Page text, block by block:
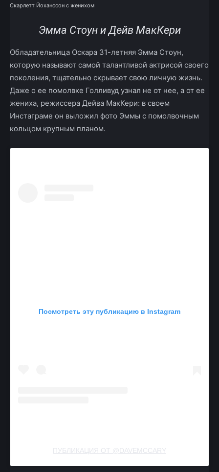
Скарлетт Йоханссон с женихом
Эмма Стоун и Дейв МакКери
Обладательница Оскара 31-летняя Эмма Стоун,
которую называют самой талантливой актрисой своего
поколения, тщательно скрывает свою личную жизнь.
Даже о ее помолвке Голливуд узнал не от нее, а от ее
жениха, режиссера Дейва МакКери: в своем
Инстаграме он выложил фото Эммы с помолвочным
кольцом крупным планом.
Посмотреть эту публикацию в Instagram
ПУБЛИКАЦИЯ ОТ @DAVEMCCARY